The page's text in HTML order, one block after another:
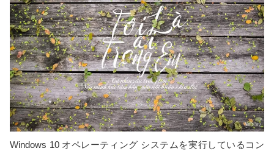
Windows 10 オペレーティング システムを実行しているコン